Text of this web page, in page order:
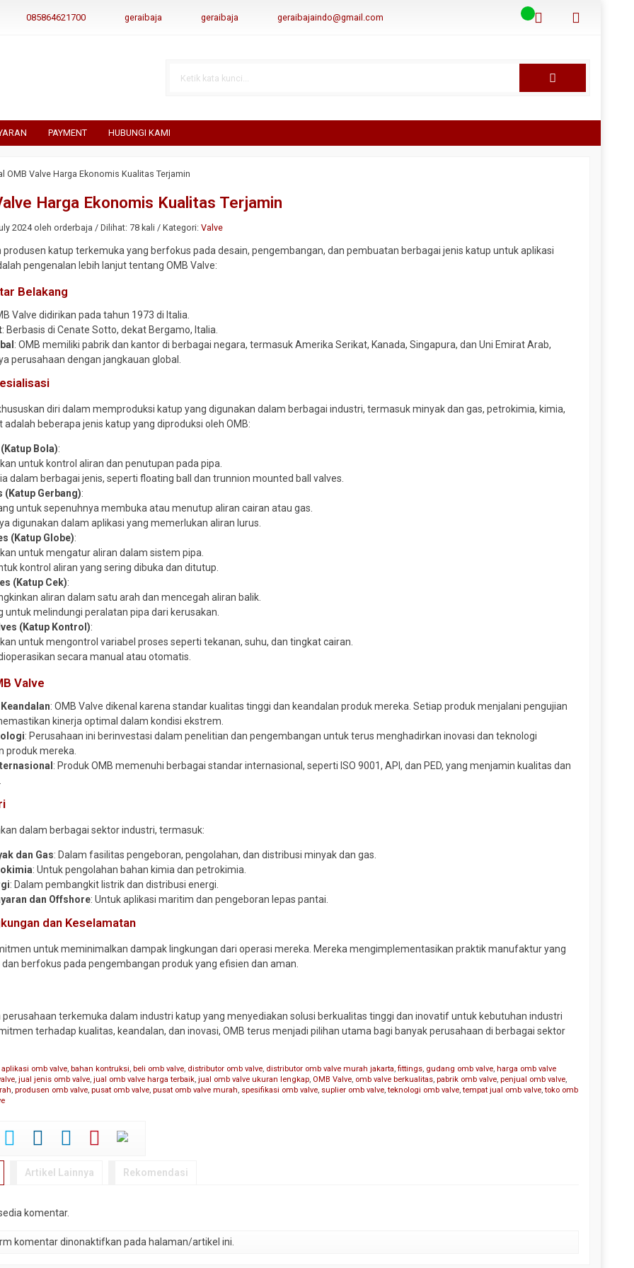
085864621700 geraibaja geraibaja geraibajaindo@gmail.com
PAYMENT HUBUNGI KAMI
OMB Valve Harga Ekonomis Kualitas Terjamin
Harga Ekonomis Kualitas Terjamin
2024 oleh orderbaja / Dilihat: 78 kali / Kategori:Valve
produsen katup terkemuka yang berfokus pada desain, pengembangan, dan pembuatan berbagai jenis katup untuk aplikasi
pengenalan lebih lanjut tentang OMB Valve:
Belakang
Valve didirikan pada tahun 1973 di Italia.
: Berbasis di Cenate Sotto, dekat Bergamo, Italia.
: OMB memiliki pabrik dan kantor di berbagai negara, termasuk Amerika Serikat, Kanada, Singapura, dan Uni Emirat Arab,
perusahaan dengan jangkauan global.
diri dalam memproduksi katup yang digunakan dalam berbagai industri, termasuk minyak dan gas, petrokimia, kimia,
adalah beberapa jenis katup yang diproduksi oleh OMB:
Bola):
untuk kontrol aliran dan penutupan pada pipa.
dalam berbagai jenis, seperti floating ball dan trunnion mounted ball valves.
(Katup Gerbang):
untuk sepenuhnya membuka atau menutup aliran cairan atau gas.
digunakan dalam aplikasi yang memerlukan aliran lurus.
(Katup Globe):
untuk mengatur aliran dalam sistem pipa.
kontrol aliran yang sering dibuka dan ditutup.
(Katup Cek):
aliran dalam satu arah dan mencegah aliran balik.
untuk melindungi peralatan pipa dari kerusakan.
(Katup Kontrol):
untuk mengontrol variabel proses seperti tekanan, suhu, dan tingkat cairan.
secara manual atau otomatis.
Valve
: OMB Valve dikenal karena standar kualitas tinggi dan keandalan produk mereka. Setiap produk menjalani pengujian
kinerja optimal dalam kondisi ekstrem.
: Perusahaan ini berinvestasi dalam penelitian dan pengembangan untuk terus menghadirkan inovasi dan teknologi
produk mereka.
: Produk OMB memenuhi berbagai standar internasional, seperti ISO 9001, API, dan PED, yang menjamin kualitas dan
dalam berbagai sektor industri, termasuk:
dan Gas: Dalam fasilitas pengeboran, pengolahan, dan distribusi minyak dan gas.
: Untuk pengolahan bahan kimia dan petrokimia.
: Dalam pembangkit listrik dan distribusi energi.
dan Offshore: Untuk aplikasi maritim dan pengeboran lepas pantai.
dan Keselamatan
untuk meminimalkan dampak lingkungan dari operasi mereka. Mereka mengimplementasikan praktik manufaktur yang
berfokus pada pengembangan produk yang efisien dan aman.
perusahaan terkemuka dalam industri katup yang menyediakan solusi berkualitas tinggi dan inovatif untuk kebutuhan industri
terhadap kualitas, keandalan, dan inovasi, OMB terus menjadi pilihan utama bagi banyak perusahaan di berbagai sektor
aplikasi omb valve,bahan kontruksi,beli omb valve, distributor omb valve, distributor omb valve murah jakarta,fittings, gudang omb valve,harga omb valve
,jual jenis omb valve,jual omb valve harga terbaik,jual omb valve ukuran lengkap, OMB Valve, omb valve berkualitas,pabrik omb valve,penjual omb valve,
,produsen omb valve,pusat omb valve,pusat omb valve murah,spesifikasi omb valve,suplier omb valve,teknologi omb valve,tempat jual omb valve,toko omb
Artikel Lainnya Rekomendasi
komentar.
komentar dinonaktifkan pada halaman/artikel ini.